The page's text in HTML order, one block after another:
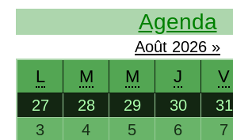
Agenda
Août 2026 »
L M M J V
27 28 29 30 31
3
4 5 6 7